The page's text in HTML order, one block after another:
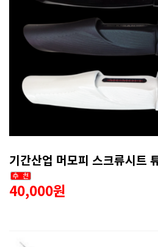
기간산업 머모피 스크류시트
40,000원